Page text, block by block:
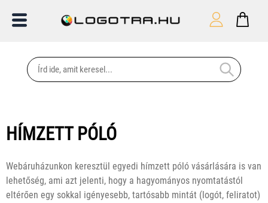
HÍMZETT PÓLÓ
Webáruházunkon keresztül egyedi hímzett póló vásárlására is van
lehetőség, ami azt jelenti, hogy a hagyományos nyomtatástól
eltérően egy sokkal igényesebb, tartósabb mintát (logót, feliratot)